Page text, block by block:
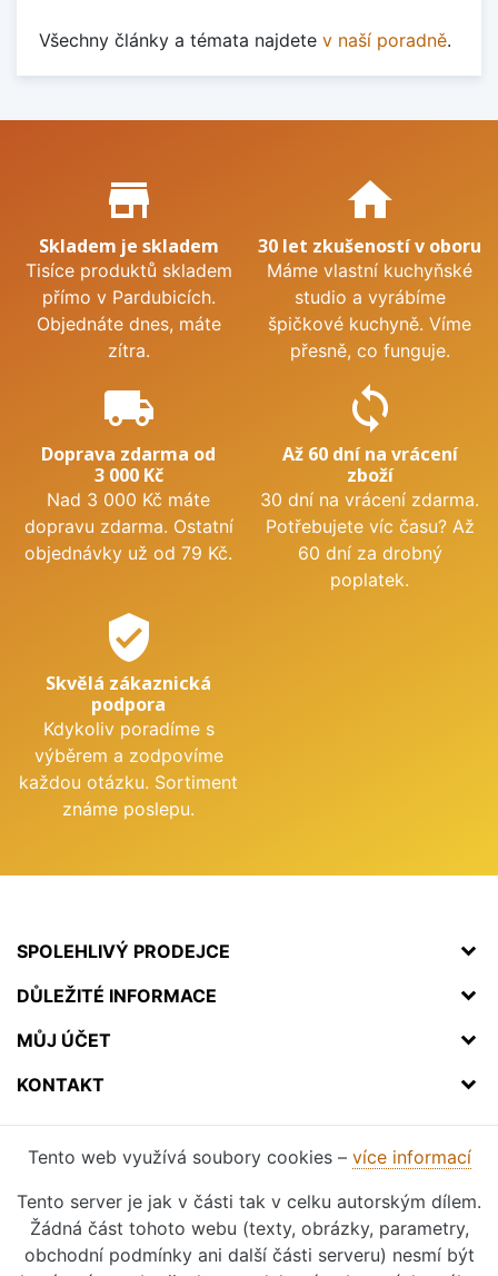
Všechny články a témata najdete v naší poradně.
Proč nakupovat u nás?
store_mall_directory
Skladem je skladem
Tisíce produktů skladem
přímo v Pardubicích.
Objednáte dnes, máte
zítra.
home
30 let zkušeností v oboru
Máme vlastní kuchyňské
studio a vyrábíme
špičkové kuchyně. Víme
přesně, co funguje.
local_shipping
Doprava zdarma od
3 000 Kč
Nad 3 000 Kč máte
dopravu zdarma. Ostatní
objednávky už od 79 Kč.
sync
Až 60 dní na vrácení
zboží
30 dní na vrácení zdarma.
Potřebujete víc času? Až
60 dní za drobný
poplatek.
verified_user
Skvělá zákaznická
podpora
Kdykoliv poradíme s
výběrem a zodpovíme
každou otázku. Sortiment
známe poslepu.
SPOLEHLIVÝ PRODEJCE
DŮLEŽITÉ INFORMACE
MŮJ ÚČET
KONTAKT
Tento web využívá soubory cookies – více informací
Tento server je jak v části tak v celku autorským dílem.
Žádná část tohoto webu (texty, obrázky, parametry,
obchodní podmínky ani další části serveru) nesmí být